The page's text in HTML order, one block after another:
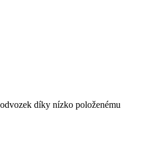
díky nízko položenému